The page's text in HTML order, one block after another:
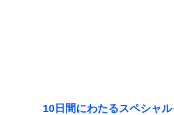
10日間にわたるスペシャ